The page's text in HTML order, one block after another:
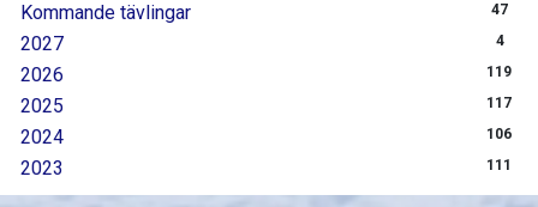
Kommande tävlingar 47
2027 4
2026 119
2025 117
2024 106
2023 111